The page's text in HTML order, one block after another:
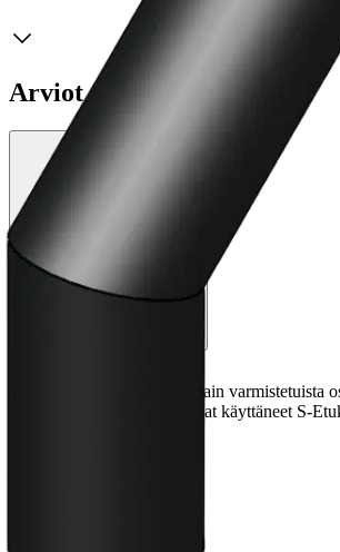
Arviot
Tuotearvioiden keskiarvo
Julkaisemme tuotearvioita vain varmistetuista
kirjoittaa asiakkaat, jotka ovat käyttäneet S-